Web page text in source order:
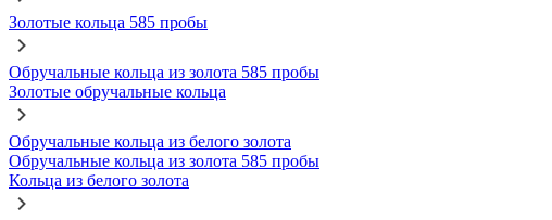
Золотые кольца 585 пробы
Обручальные кольца из золота 585 пробы
Золотые обручальные кольца
Обручальные кольца из белого золота
Обручальные кольца из золота 585 пробы
Кольца из белого золота